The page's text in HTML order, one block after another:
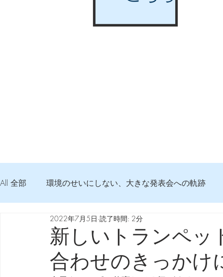
All 全部 環境のせいにしない、大きな発表会への軌跡
弦交換の記録 DTM 始める 知っておきたいコト
Imanjy Studio 使われているモノ 食べんじーの美味
新しいトランペッ
合わせのきっかけ
2022年7月5日 読了時間: 2分